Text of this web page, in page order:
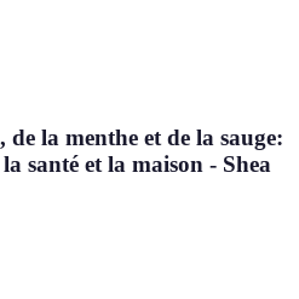
la menthe et de la sauge:
santé et la maison - Shea